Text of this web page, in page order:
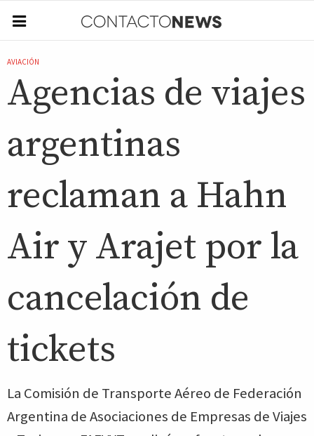
AVIACIÓN
Agencias de viajes
argentinas
reclaman a Hahn
Air y Arajet por la
cancelación de
tickets
La Comisión de Transporte Aéreo de Federación
Argentina de Asociaciones de Empresas de Viajes